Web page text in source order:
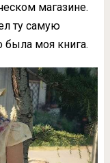
магазине.
ту самую
моя книга.